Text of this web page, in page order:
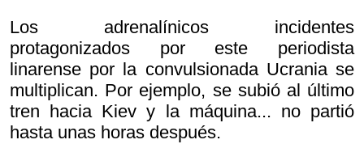
Los adrenalínicos incidentes
protagonizados por este periodista
linarense por la convulsionada Ucrania se
multiplican. Por ejemplo, se subió al último
tren hacia Kiev y la máquina... no partió
hasta unas horas después.